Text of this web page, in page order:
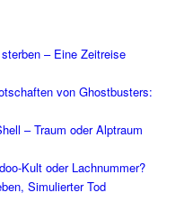
– Eine Zeitreise
von Ghostbusters:
– Traum oder Alptraum
Kult oder Lachnummer?
Simulierter Tod